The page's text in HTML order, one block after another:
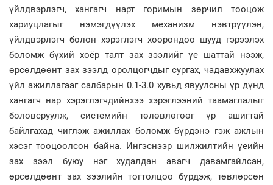
үйлдвэрлэгч, хангагч нарт горимын зөрчил тооцож
хариуцлагыг нэмэгдүүлэх механизм нэвтрүүлэн,
үйлдвэрлэгч болон хэрэглэгч хоорондоо шууд гэрээлэх
боломж бүхий хоёр талт зах зээлийг үе шаттай нээж,
өрсөлдөөнт зах зээлд оролцогчдыг сургах, чадавхжуулах
үйл ажиллагааг салбарын 0.1-3.0 хувьд явуулсны үр дүнд
хангагч нар хэрэглэгчдийнхээ хэрэглээний таамаглалыг
боловсруулж, системийн төлөвлөгөөг үр ашигтай
байлгахад чиглэж ажиллах боломж бүрдэнэ гэж ажлын
хэсэг тооцоолсон байна. Ингэснээр шилжилтийн үеийн
зах зээл буюу нэг худалдан авагч давамгайлсан,
өрсөлдөөнт зах зээлийн тогтолцоо бүрдэж, төвлөрсөн